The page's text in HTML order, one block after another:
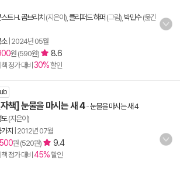
트 H. 곰브리치 (지은이), 클리퍼드 하퍼 (그림), 박민수(옮긴
소| 2024년 05월
원 (590원) 8.6
정가 대비 30%할인
책] 눈물을 마시는 새 4-눈물을 마시는 새 4
도(지은이)
지
2012년 07월
원 (520원) 9.4
정가 대비 45%할인